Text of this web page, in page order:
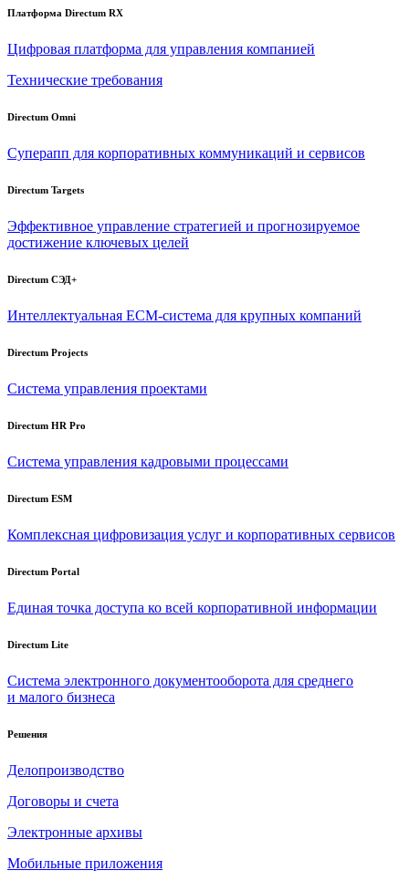
Платформа Directum RX
Цифровая платформа для управления компанией
Технические требования
Directum Omni
Суперапп для корпоративных коммуникаций и сервисов
Directum Targets
Эффективное управление стратегией и прогнозируемое
достижение ключевых целей
Directum СЭД+
Интеллектуальная ECM-система для крупных компаний
Directum Projects
Система управления проектами
Directum HR Pro
Система управления кадровыми процессами
Directum ESM
Комплексная цифровизация услуг и корпоративных сервисов
Directum Portal
Единая точка доступа ко всей корпоративной информации
Directum Lite
Система электронного документооборота для среднего
и малого бизнеса
Решения
Делопроизводство
Договоры и счета
Электронные архивы
Мобильные приложения